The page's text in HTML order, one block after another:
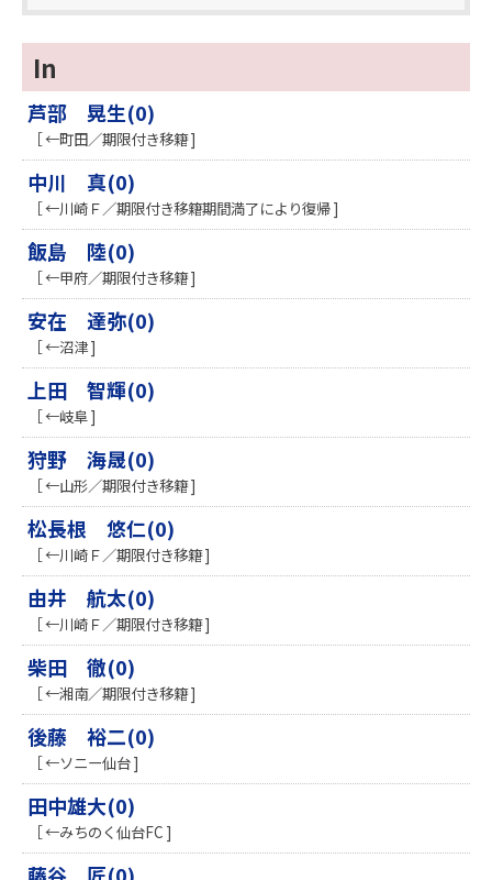
In
芦部 晃生(0)
［ ←町田／期限付き移籍 ]
中川 真(0)
［ ←川崎Ｆ／期限付き移籍期間満了により復帰 ]
飯島 陸(0)
［ ←甲府／期限付き移籍 ]
安在 達弥(0)
［ ←沼津 ]
上田 智輝(0)
［ ←岐阜 ]
狩野 海晟(0)
［ ←山形／期限付き移籍 ]
松長根 悠仁(0)
［ ←川崎Ｆ／期限付き移籍 ]
由井 航太(0)
［ ←川崎Ｆ／期限付き移籍 ]
柴田 徹(0)
［ ←湘南／期限付き移籍 ]
後藤 裕二(0)
［ ←ソニー仙台 ]
田中雄大(0)
［ ←みちのく仙台FC ]